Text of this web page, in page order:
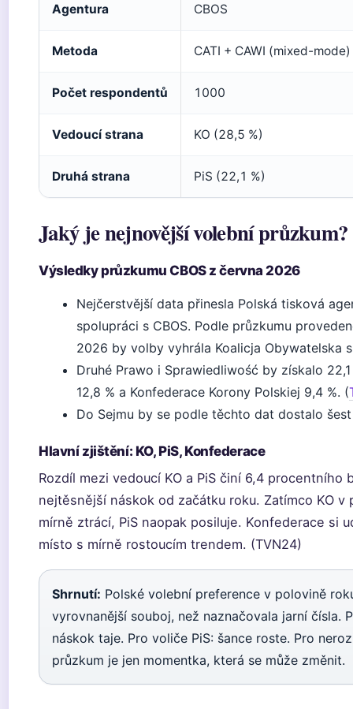
Agentura CBOS
Metoda CATI + CAWI (mixed-mode)
Počet respondentů 1000
Vedoucí strana KO (28,5 %)
Druhá strana PiS (22,1 %)
Jaký je nejnovější volební průzkum?
Výsledky průzkumu CBOS z června 2026
Nejčerstvější data přinesla Polská tisková
spolupráci s CBOS. Podle průzkumu
2026 by volby vyhrála Koalicja Obywatelska
Druhé Prawo i Sprawiedliwość by získalo
12,8 % a Konfederace Korony Polskiej 9,4 %. (
Do Sejmu by se podle těchto dat dostalo
Hlavní zjištění: KO, PiS, Konfederace
Rozdíl mezi vedoucí KO a PiS činí 6,4 procentního
nejtěsnější náskok od začátku roku. Zatímco KO v
mírně ztrácí, PiS naopak posiluje. Konfederace si
místo s mírně rostoucím trendem. (TVN24)
Shrnutí: Polské volební preference v polovině
vyrovnanější souboj, než naznačovala jarní čísla.
náskok taje. Pro voliče PiS: šance roste. Pro
průzkum je jen momentka, která se může změnit.